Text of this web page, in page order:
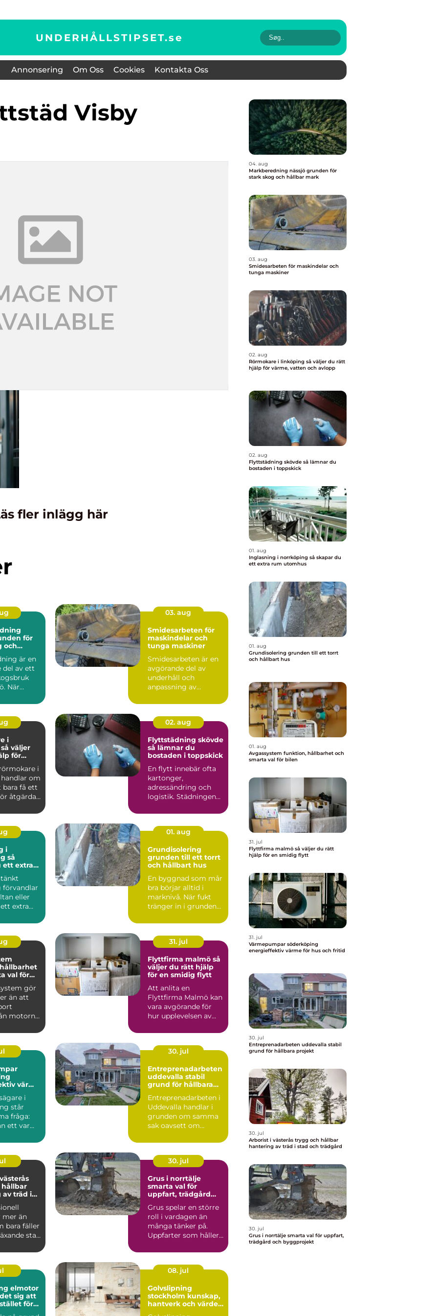
UNDERHÅLLSTIPSET.se
Annonsering Om Oss Cookies Kontakta Oss
Visby
fler inlägg här
och
är en
del av ett
När
03. aug
Smidesarbeten för
maskindelar och
tunga maskiner
Smidesarbeten är en
avgörande del av
underhåll och
anpassning av
tunga maskiner, sär...
i
för
i
om
bara få ett
åtgärdat.
02. aug
Flyttstädning skövde
så lämnar du
bostaden i toppskick
En flytt innebär ofta
kartonger,
adressändring och
logistik. Städningen
listan, ...
i
ett extra
förvandlar
eller
extra
01. aug
Grundisolering
grunden till ett torrt
och hållbart hus
En byggnad som mår
bra börjar alltid i
marknivå. När fukt
tränger in i grunden
mögel...
val för
gör
än att
motorn.
31. jul
Flyttfirma malmö så
väljer du rätt hjälp
för en smidig flytt
Att anlita en
Flyttfirma Malmö kan
vara avgörande för
hur upplevelsen av
välplan...
värme
i
står
fråga:
ett varmt
30. jul
Entreprenadarbeten
uddevalla stabil
grund för hållbara
Entreprenadarbeten i
Uddevalla handlar i
grunden om samma
sak oavsett om
privatperson, ...
av träd i
mer än
bara fäller
stad
30. jul
Grus i norrtälje
smarta val för
uppfart, trädgård
Grus spelar en större
roll i vardagen än
många tänker på.
Uppfarter som håller
elmotor
sig att
för
08. jul
Golvslipning
stockholm kunskap,
hantverk och värde i
04. aug
Markberedning nässjö grunden för
stark skog och hållbar mark
03. aug
Smidesarbeten för maskindelar och
tunga maskiner
02. aug
Rörmokare i linköping så väljer du rätt
hjälp för värme, vatten och avlopp
02. aug
Flyttstädning skövde så lämnar du
bostaden i toppskick
01. aug
Inglasning i norrköping så skapar du
ett extra rum utomhus
01. aug
Grundisolering grunden till ett torrt
och hållbart hus
01. aug
Avgassystem funktion, hållbarhet och
smarta val för bilen
31. jul
Flyttfirma malmö så väljer du rätt
hjälp för en smidig flytt
31. jul
Värmepumpar söderköping
energieffektiv värme för hus och fritid
30. jul
Entreprenadarbeten uddevalla stabil
grund för hållbara projekt
30. jul
Arborist i västerås trygg och hållbar
hantering av träd i stad och trädgård
30. jul
Grus i norrtälje smarta val för uppfart,
trädgård och byggprojekt